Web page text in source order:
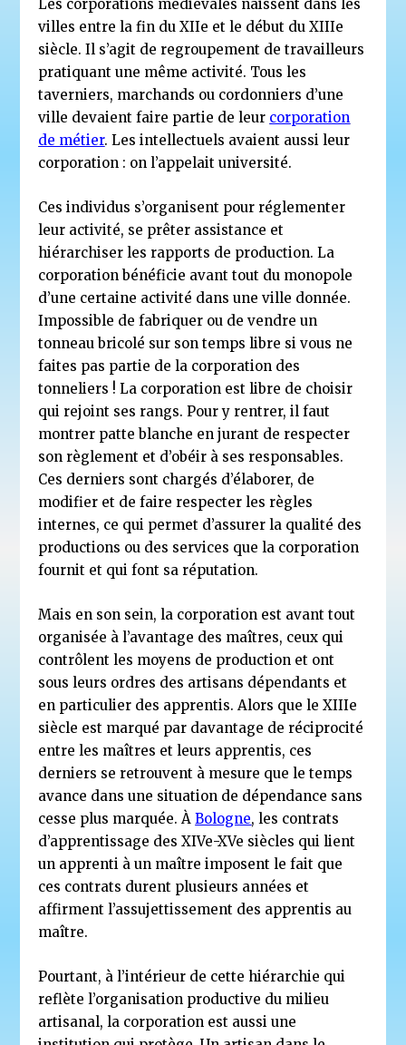
Les corporations médiévales naissent dans les
villes entre la fin du XIIe et le début du XIIIe
siècle. Il s’agit de regroupement de travailleurs
pratiquant une même activité. Tous les
taverniers, marchands ou cordonniers d’une
ville devaient faire partie de leur corporation
de métier. Les intellectuels avaient aussi leur
corporation : on l’appelait université.
Ces individus s’organisent pour réglementer
leur activité, se prêter assistance et
hiérarchiser les rapports de production. La
corporation bénéficie avant tout du monopole
d’une certaine activité dans une ville donnée.
Impossible de fabriquer ou de vendre un
tonneau bricolé sur son temps libre si vous ne
faites pas partie de la corporation des
tonneliers ! La corporation est libre de choisir
qui rejoint ses rangs. Pour y rentrer, il faut
montrer patte blanche en jurant de respecter
son règlement et d’obéir à ses responsables.
Ces derniers sont chargés d’élaborer, de
modifier et de faire respecter les règles
internes, ce qui permet d’assurer la qualité des
productions ou des services que la corporation
fournit et qui font sa réputation.
Mais en son sein, la corporation est avant tout
organisée à l’avantage des maîtres, ceux qui
contrôlent les moyens de production et ont
sous leurs ordres des artisans dépendants et
en particulier des apprentis. Alors que le XIIIe
siècle est marqué par davantage de réciprocité
entre les maîtres et leurs apprentis, ces
derniers se retrouvent à mesure que le temps
avance dans une situation de dépendance sans
cesse plus marquée. ÀBologne, les contrats
d’apprentissage des XIVe-XVe siècles qui lient
un apprenti à un maître imposent le fait que
ces contrats durent plusieurs années et
affirment l’assujettissement des apprentis au
maître.
Pourtant, à l’intérieur de cette hiérarchie qui
reflète l’organisation productive du milieu
artisanal, la corporation est aussi une